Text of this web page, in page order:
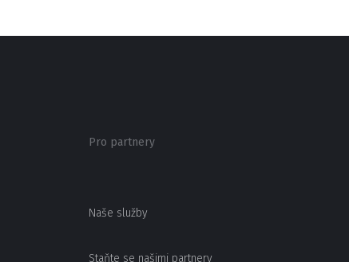
Pro partnery
Naše služby
Staňte se našimi partnery